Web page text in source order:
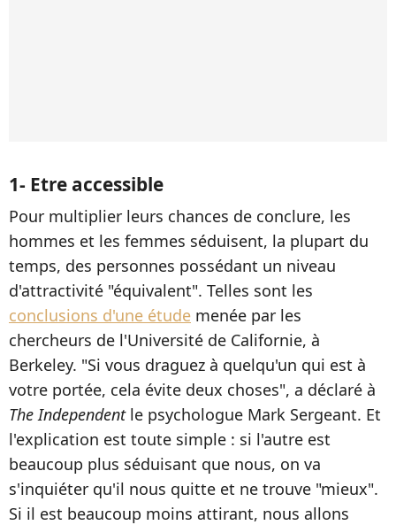
1- Etre accessible
Pour multiplier leurs chances de conclure, les
hommes et les femmes séduisent, la plupart du
temps, des personnes possédant un niveau
d'attractivité "équivalent". Telles sont les
conclusions d'une étude menée par les
chercheurs de l'Université de Californie, à
Berkeley. "Si vous draguez à quelqu'un qui est à
votre portée, cela évite deux choses", a déclaré à
The Independentle psychologue Mark Sergeant. Et
l'explication est toute simple : si l'autre est
beaucoup plus séduisant que nous, on va
s'inquiéter qu'il nous quitte et ne trouve "mieux".
Si il est beaucoup moins attirant, nous allons